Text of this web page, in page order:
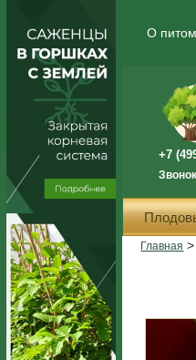
О
+7
Главная >